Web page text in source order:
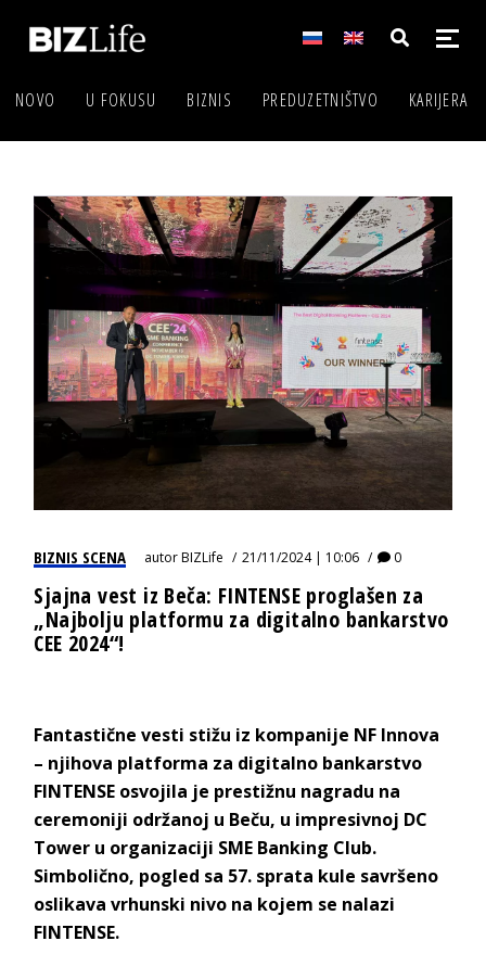
NOVO U FOKUSU BIZNIS PREDUZETNIŠTVO KARIJERA
BIZNIS SCENA autorBIZLife 21/11/2024 | 10:06 0
Sjajna vest iz Beča: FINTENSE proglašen za
„Najbolju platformu za digitalno bankarstvo
CEE 2024“!
Fantastične vesti stižu iz kompanije NF Innova
– njihova platforma za digitalno bankarstvo
FINTENSE osvojila je prestižnu nagradu na
ceremoniji održanoj u Beču, u impresivnoj DC
Tower u organizaciji SME Banking Club.
Simbolično, pogled sa 57. sprata kule savršeno
oslikava vrhunski nivo na kojem se nalazi
FINTENSE.